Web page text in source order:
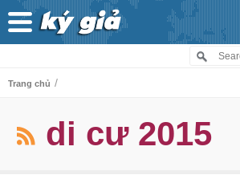
Trang chủ /
di cư 2015